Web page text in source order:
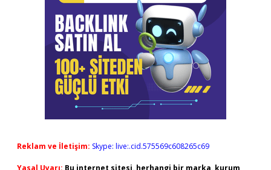
Reklam ve İletişim: Skype: live:.cid.575569c608265c69
Yasal Uyarı: Bu internet sitesi, herhangi bir marka, kurum